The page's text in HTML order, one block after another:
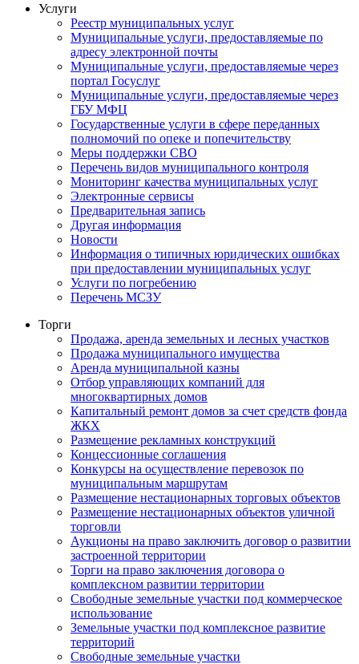
Услуги
Реестр муниципальных услуг
Муниципальные услуги, предоставляемые по
адресу электронной почты
Муниципальные услуги, предоставляемые через
портал Госуслуг
Муниципальные услуги, предоставляемые через
ГБУ МФЦ
Государственные услуги в сфере переданных
полномочий по опеке и попечительству
Меры поддержки СВО
Перечень видов муниципального контроля
Мониторинг качества муниципальных услуг
Электронные сервисы
Предварительная запись
Другая информация
Новости
Информация о типичных юридических ошибках
при предоставлении муниципальных услуг
Услуги по погребению
Перечень МСЗУ
Торги
Продажа, аренда земельных и лесных участков
Продажа муниципального имущества
Аренда муниципальной казны
Отбор управляющих компаний для
многоквартирных домов
Капитальный ремонт домов за счет средств фонда
ЖКХ
Размещение рекламных конструкций
Концессионные соглашения
Конкурсы на осуществление перевозок по
муниципальным маршрутам
Размещение нестационарных торговых объектов
Размещение нестационарных объектов уличной
торговли
Аукционы на право заключить договор о развитии
застроенной территории
Торги на право заключения договора о
комплексном развитии территории
Свободные земельные участки под коммерческое
использование
Земельные участки под комплексное развитие
территорий
Свободные земельные участки